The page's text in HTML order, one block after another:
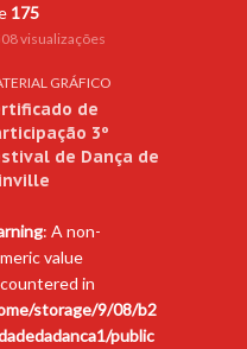
175
visualizações
GRÁFICO
de
3º
de Dança de
: A non-
value
in
storage/9/08/b2
public